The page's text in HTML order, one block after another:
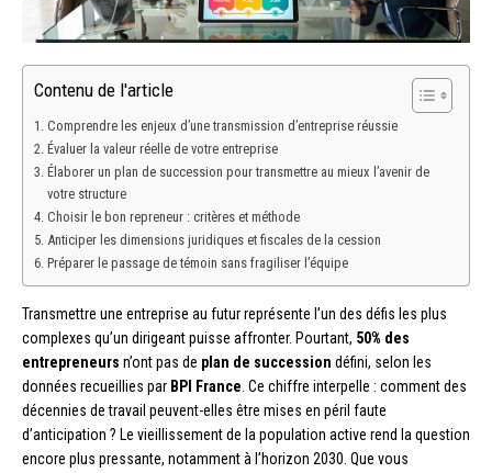
Contenu de l'article
Comprendre les enjeux d’une transmission d’entreprise réussie
Évaluer la valeur réelle de votre entreprise
Élaborer un plan de succession pour transmettre au mieux l’avenir de
votre structure
Choisir le bon repreneur : critères et méthode
Anticiper les dimensions juridiques et fiscales de la cession
Préparer le passage de témoin sans fragiliser l’équipe
Transmettre une entreprise au futur représente l’un des défis les plus
complexes qu’un dirigeant puisse affronter. Pourtant, 50% des
entrepreneurs n’ont pas de plan de succession défini, selon les
données recueillies par BPI France. Ce chiffre interpelle : comment des
décennies de travail peuvent-elles être mises en péril faute
d’anticipation ? Le vieillissement de la population active rend la question
encore plus pressante, notamment à l’horizon 2030. Que vous